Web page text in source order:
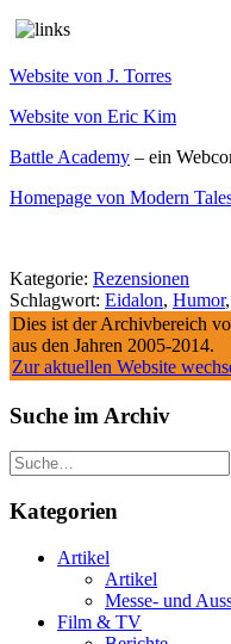
Website von J. Torres
Website von Eric Kim
Battle Academy – ein
Homepage von Modern
Kategorie: Rezensionen
Schlagwort: Eidalon, Humor,
Dies ist der Archivbereich
aus den Jahren 2005-2014.
Zur aktuellen Website
Suche im Archiv
Suche
Kategorien
Artikel
Artikel
Messe- und
Film & TV